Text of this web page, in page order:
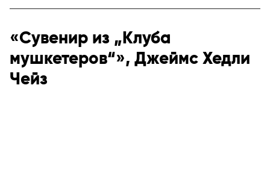
«Сувенир из „Клуба
мушкетеров“», Джеймс Хедли
Чейз